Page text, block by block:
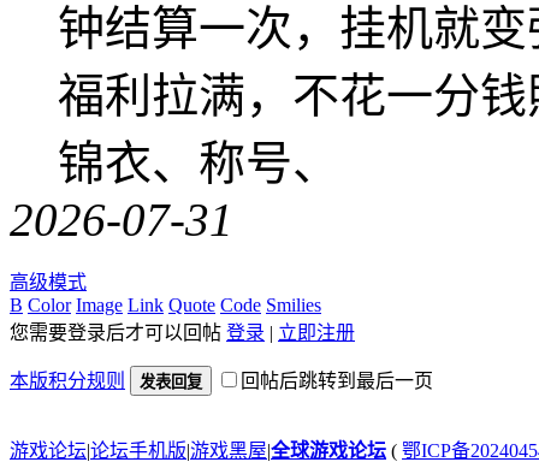
钟结算一次，挂机就
福利拉满，不花一分
锦衣、称号、
2026-07-31
高级模式
B Color Image Link Quote Code Smilies
您需要登录后才可以回帖 登录 | 立即注册
本版积分规则 发表回复 回帖后跳转到最后一页
游戏论坛|论坛手机版|游戏黑屋|全球游戏论坛 ( 鄂ICP备